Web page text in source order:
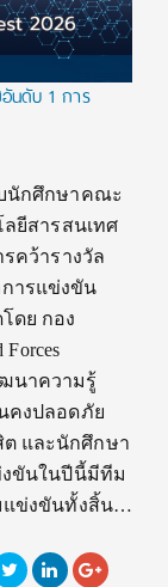
นดับ 1 การ
นักศึกษาคณะ
ยีสารสนเทศ
คว้ารางวัล
การแข่งขัน
โดย กอง
ฒนาความรู้
คงปลอดภัย
ต และนักศึกษา
งขันในปีนี้มีทีม
แข่งขันทั้งสิ้น…